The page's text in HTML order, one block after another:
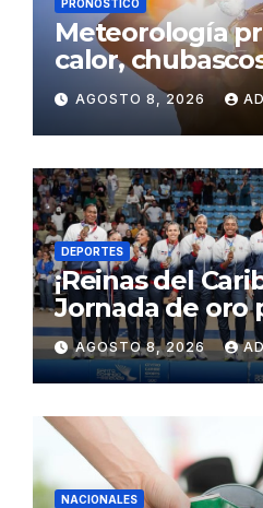
PRONÓSTICO
Meteorología
calor,
concentración
Sahara para
AGOSTO 8, 2026
DEPORTES
¡Reinas del
Jornada de oro
AGOSTO 8, 2026
NACIONALES